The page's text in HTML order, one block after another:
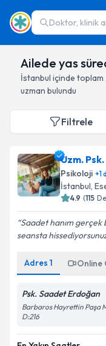
Doktor, klinik
Ailede yas
İstanbul içinde toplam
uzman bulundu
Filtrele
Uzm.
Psikoloji +1
İstanbul,
4.9 (115
Saadet hanım
seansta
Adres 1 Online
Psk. Saadet Erdoğan
Barbaros Hayrettin Paşa
D:216